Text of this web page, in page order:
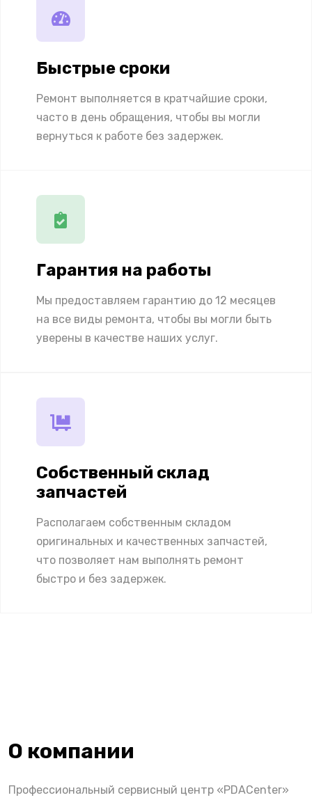
Быстрые сроки
Ремонт выполняется в кратчайшие сроки,
часто в день обращения, чтобы вы могли
вернуться к работе без задержек.
Гарантия на работы
Мы предоставляем гарантию до 12 месяцев
на все виды ремонта, чтобы вы могли быть
уверены в качестве наших услуг.
Собственный склад
запчастей
Располагаем собственным складом
оригинальных и качественных запчастей,
что позволяет нам выполнять ремонт
быстро и без задержек.
О компании
Профессиональный сервисный центр «PDACenter»